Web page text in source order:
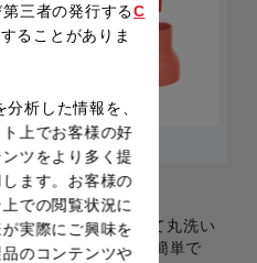
飲み口を取り外して丸洗い
毎日のお手入れが簡単で
三者の発行するC
ることがありま
析した情報を、
上でお客様の好
ツをより多く提
ます。お客様の
での閲覧状況に
実際にご興味を
のコンテンツや